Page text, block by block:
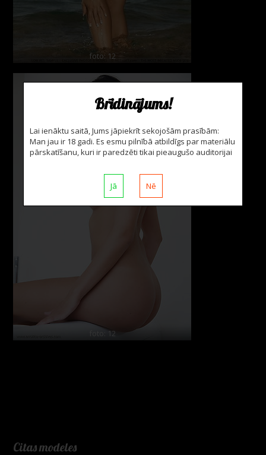
Brīdinājums!
Lai ienāktu saitā, Jums jāpiekrīt sekojošām prasībām:
Man jau ir 18 gadi. Es esmu pilnībā atbildīgs par materiālu
pārskatīšanu, kuri ir paredzēti tikai pieaugušo auditorijai
Jā Nē
foto: 12
foto: 12
Citas modeles